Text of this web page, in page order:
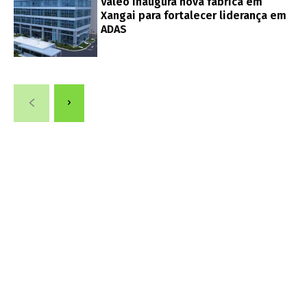
Xangai para fortalecer liderança em
ADAS